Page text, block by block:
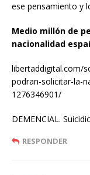
ese pensamiento y
Medio millón de
nacionalidad
libertaddigital.com/
podran-solicitar-la-
1276346901/
DEMENCIAL.
RESPONDER